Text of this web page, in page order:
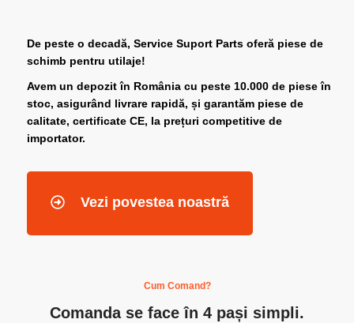
De peste o decadă, Service Suport Parts oferă piese de
schimb pentru utilaje!
Avem un depozitîn România cu peste 10.000 de piese în
stoc, asigurând livrare rapidă, și garantăm piese de
calitate, certificate CE, la prețuri competitive de
importator.
Vezi povestea noastră
Cum Comand?
Comanda se face în 4 pași simpli.